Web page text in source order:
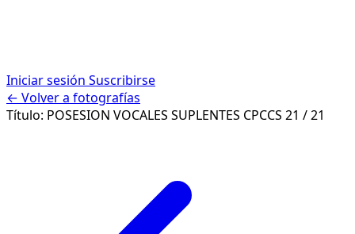
Iniciar sesión Suscribirse
← Volver a fotografías
Título: POSESION VOCALES SUPLENTES CPCCS 21 / 21